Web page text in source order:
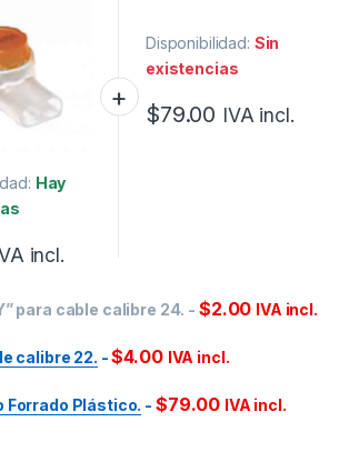
Hay
incl.
Disponibilidad: Sin
existencias
$79.00 IVA incl.
para cable calibre 24. - $2.00 IVA incl.
calibre 22. -$4.00 IVA incl.
Forrado Plástico. - $79.00 IVA incl.